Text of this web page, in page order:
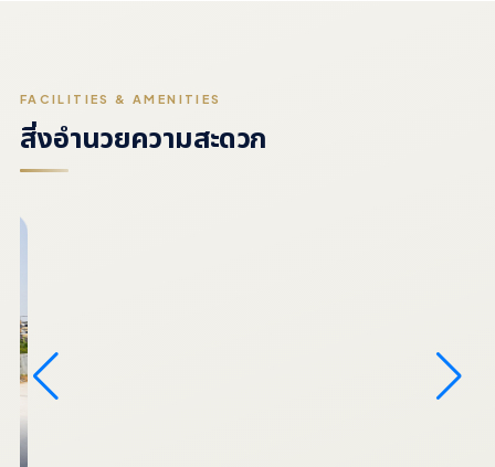
FACILITIES & AMENITIES
สิ่งอำนวยความสะดวก